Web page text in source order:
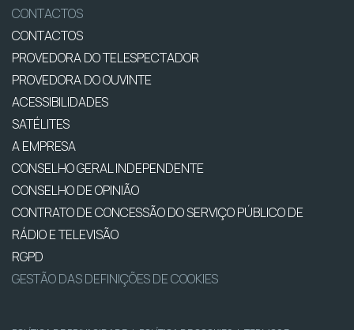
CONTACTOS
CONTACTOS
PROVEDORA DO TELESPECTADOR
PROVEDORA DO OUVINTE
ACESSIBILIDADES
SATÉLITES
A EMPRESA
CONSELHO GERAL INDEPENDENTE
CONSELHO DE OPINIÃO
CONTRATO DE CONCESSÃO DO SERVIÇO PÚBLICO DE
RÁDIO E TELEVISÃO
RGPD
GESTÃO DAS DEFINIÇÕES DE COOKIES